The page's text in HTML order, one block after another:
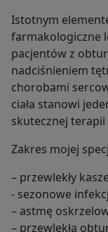
Istotnym
farmakologiczne
pacjentów z
nadciśnieniem
chorobami
ciała stanowi
skutecznej
Zakres mojej
– przewlekły
- sezonowe
– astmę
– przewlekłą